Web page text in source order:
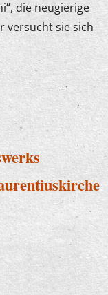
die neugierige
versucht sie sich